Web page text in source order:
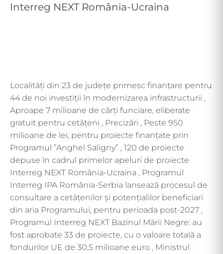
Interreg NEXT România-Ucraina
Localități din 23 de județe primesc finanțare pentru
44 de noi investiții în modernizarea infrastructurii ,
Aproape 7 milioane de cărți funciare, eliberate
gratuit pentru cetățeni , Precizări , Peste 950
milioane de lei, pentru proiecte finanțate prin
Programul ”Anghel Saligny” , 120 de proiecte
depuse în cadrul primelor apeluri de proiecte
Interreg NEXT România-Ucraina , Programul
Interreg IPA România-Serbia lansează procesul de
consultare a cetățenilor și potențialilor beneficiari
din aria Programului, pentru perioada post-2027 ,
Programul Interreg NEXT Bazinul Mării Negre: au
fost aprobate 33 de proiecte, cu o valoare totală a
fondurilor UE de 30,5 milioane euro , Ministrul